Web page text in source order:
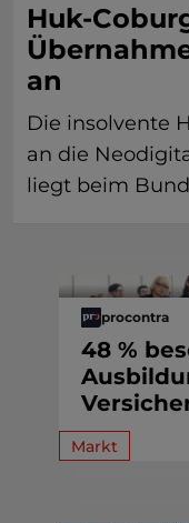
Huk-
an
Die insolvente
an die
liegt beim
procontra
48 %
Markt